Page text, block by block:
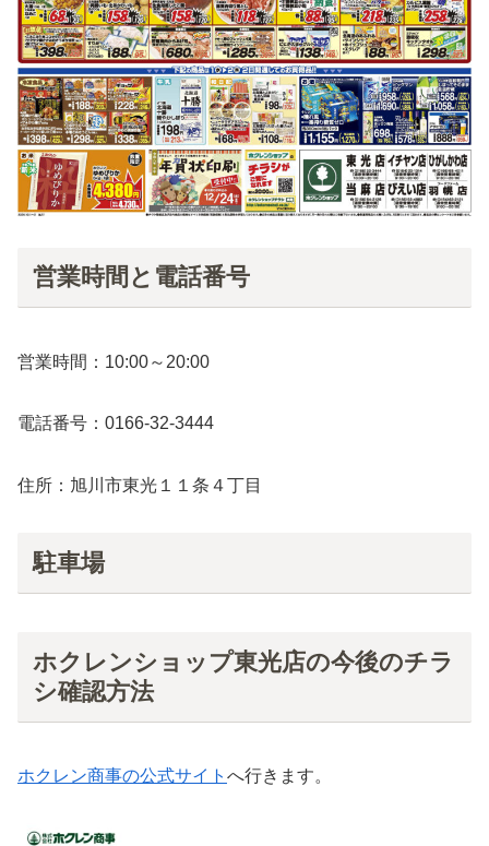
営業時間と電話番号
営業時間：10:00～20:00
電話番号：0166-32-3444
住所：旭川市東光１１条４丁目
駐車場
ホクレンショップ東光店の今後のチラ
シ確認方法
ホクレン商事の公式サイト へ行きます。